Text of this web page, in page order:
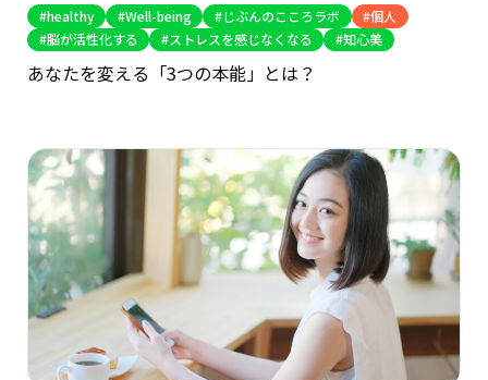
healthy Well-being じぶんのこころラボ
個人
脳が活性化する
ストレスを感じなくなる 知心美
あなたを変える「3つの本能」とは？